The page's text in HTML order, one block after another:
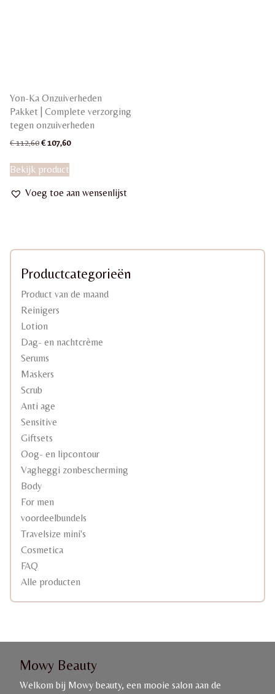
Yon-Ka Onzuiverheden
Pakket | Complete verzorging
tegen onzuiverheden
€112,60Oorspronkelijke
was:
€ 112,60.
€107,60Huidige
Bekijk product
Voeg toe aan wensenlijst
Productcategorieën
Product van de maand
Reinigers
Lotion
Dag- en nachtcrème
Serums
Maskers
Scrub
Anti age
Sensitive
Giftsets
Oog- en lipcontour
Vagheggi zonbescherming
Body
For men
voordeelbundels
Travelsize mini's
Cosmetica
FAQ
Alle producten
Mowy Beauty
Welkom bij Mowy beauty, een mooie salon aan de